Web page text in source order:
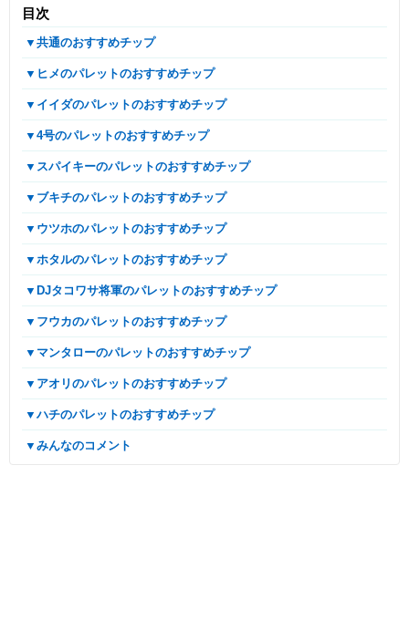
目次
▼共通のおすすめチップ
▼ヒメのパレットのおすすめチップ
▼イイダのパレットのおすすめチップ
▼4号のパレットのおすすめチップ
▼スパイキーのパレットのおすすめチップ
▼ブキチのパレットのおすすめチップ
▼ウツホのパレットのおすすめチップ
▼ホタルのパレットのおすすめチップ
▼DJタコワサ将軍のパレットのおすすめチップ
▼フウカのパレットのおすすめチップ
▼マンタローのパレットのおすすめチップ
▼アオリのパレットのおすすめチップ
▼ハチのパレットのおすすめチップ
▼みんなのコメント